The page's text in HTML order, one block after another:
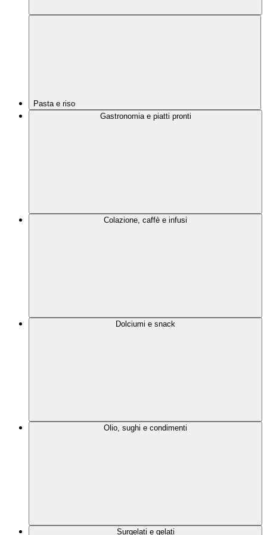
Pasta e riso
Gastronomia e piatti pronti
Colazione, caffè e infusi
Dolciumi e snack
Olio, sughi e condimenti
Surgelati e gelati